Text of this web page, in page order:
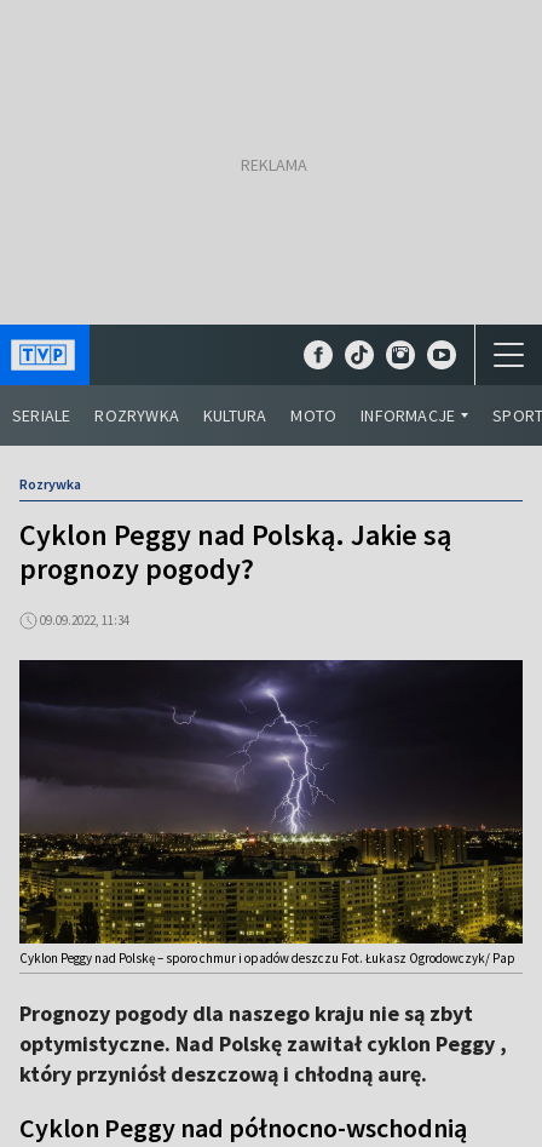
SERIALE ROZRYWKA KULTURA MOTO INFORMACJE
Rozrywka
Cyklon Peggy nad Polską. Jakie są
prognozy pogody?
09.09.2022, 11:34
Cyklon Peggy nad Polskę – sporo chmur i opadów deszczu Fot. Łukasz Ogrodowczyk/ Pap
Prognozy pogody dla naszego kraju nie są zbyt
optymistyczne. Nad Polskę zawitał cyklon Peggy ,
który przyniósł deszczową i chłodną aurę.
Cyklon Peggy nad północno-wschodnią